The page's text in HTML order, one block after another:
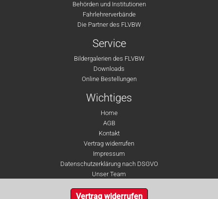
Behörden und Institutionen
Fahrlehrerverbände
Die Partner des FLVBW
Service
Bildergalerien des FLVBW
Downloads
Online Bestellungen
Wichtiges
Home
AGB
Kontakt
Vertrag widerrufen
Impressum
Datenschutzerklärung nach DSGVO
Unser Team
Vertrag widerrufen